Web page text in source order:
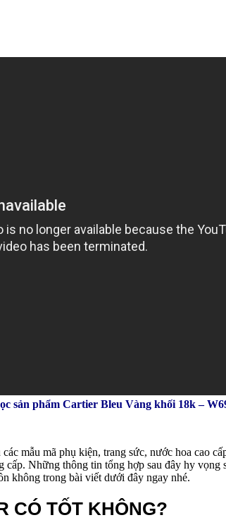
sản phẩm Cartier Bleu Vàng khối 18k –
mẫu mã phụ kiện, trang sức, nước hoa cao
cấp. Những thông tin tổng hợp sau đây hy
không trong bài viết dưới đây ngay nhé.
CÓ TỐT KHÔNG?